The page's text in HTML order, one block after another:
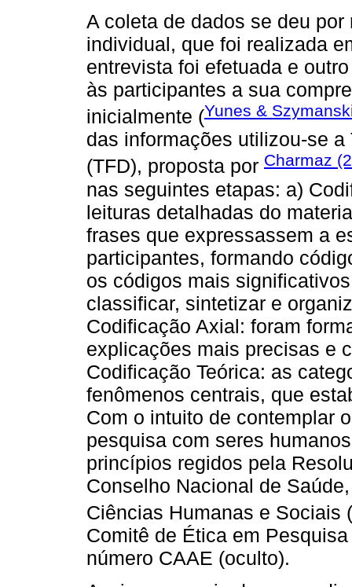
A coleta de dados se deu
individual, que foi realizada
entrevista foi efetuada e
às participantes a sua
inicialmente (Yunes &
das informações utilizou-se
(TFD), proposta por Charmaz
nas seguintes etapas: a)
leituras detalhadas do
frases que expressassem a
participantes, formando
os códigos mais
classificar, sintetizar e
Codificação Axial: foram
explicações mais precisas e
Codificação Teórica: as
fenômenos centrais, que
Com o intuito de contemplar
pesquisa com seres
princípios regidos pela
Conselho Nacional de
Ciências Humanas e Sociais (
Comitê de Ética em
número CAAE (oculto).